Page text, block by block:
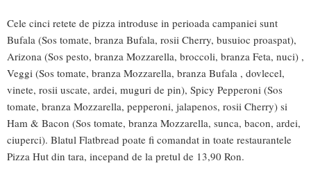
Cele cinci retete de pizza introduse in perioada campaniei sunt
Bufala (Sos tomate, branza Bufala, rosii Cherry, busuioc proaspat),
Arizona (Sos pesto, branza Mozzarella, broccoli, branza Feta, nuci) ,
Veggi (Sos tomate, branza Mozzarella, branza Bufala , dovlecel,
vinete, rosii uscate, ardei, muguri de pin), Spicy Pepperoni (Sos
tomate, branza Mozzarella, pepperoni, jalapenos, rosii Cherry) si
Ham & Bacon (Sos tomate, branza Mozzarella, sunca, bacon, ardei,
ciuperci). Blatul Flatbread poate fi comandat in toate restaurantele
Pizza Hut din tara, incepand de la pretul de 13,90 Ron.